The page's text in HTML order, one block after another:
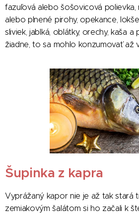
fazuľová alebo šošovicová polievka,
alebo plnené pirohy, opekance,
sliviek, jablká, oblátky, orechy, kaša a
žiadne, to sa mohlo konzumovať až
Šupinka z kapra
Vyprážaný kapor nie je až tak stará
zemiakovým šalátom si ho začali k